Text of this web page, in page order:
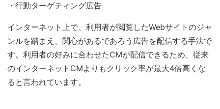
・行動ターゲティング広告
インターネット上で、利用者が閲覧したWebサイトのジャ
ンルを踏まえ、関心があるであろう広告を配信する手法で
す。利用者の好みに合わせたCMが配信できるため、従来
のインターネットCMよりもクリック率が最大4倍高くな
ると言われています。